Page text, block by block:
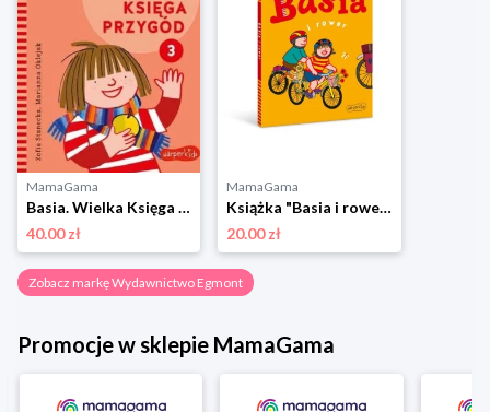
MamaGama
Basia. Wielka Księga przygód. Część 3, Marianna Oklejak, Zofia Stanecka Wydawnictwo egmont
40.00 zł
MamaGama
Książka "Basia i rower", Zofia Stanecka, Marianna Oklejak Wydawnictwo egmont
20.00 zł
Zobacz markę Wydawnictwo Egmont
Promocje w sklepie MamaGama